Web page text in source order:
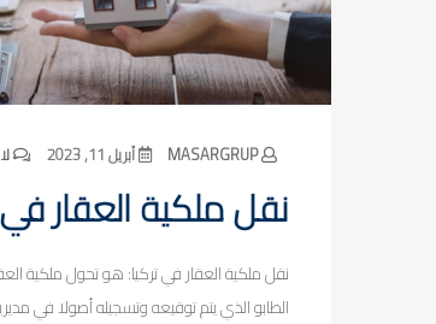
MASARGRUP أبريل 11, 2023
نقل ملكية العقار في
نقل ملكية العقار في تركيا: هو تحول ملكية
الطابو الذي يتم توقيعه وتسجيله أصولا في